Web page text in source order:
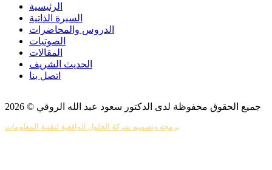
الرئيسية
السيرة الذاتية
الدروس والمحاضرات
الصوتيات
المقالات
الحديث الشريف
اتصل بنا
جميع الحقوق محفوظة لدى الدكتور سعود عبد الله الروقي © 2026
برمجة وتصميم شركة الحلول الواقعية لتقنية المعلومات